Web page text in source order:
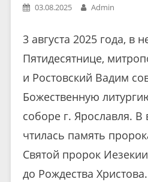
03.08.2025 Admin
3 августа 2025 года, в
Пятидесятнице,
и Ростовский Вадим
Божественную
соборе г. Ярославля.
чтилась память
Святой пророк
до Рождества